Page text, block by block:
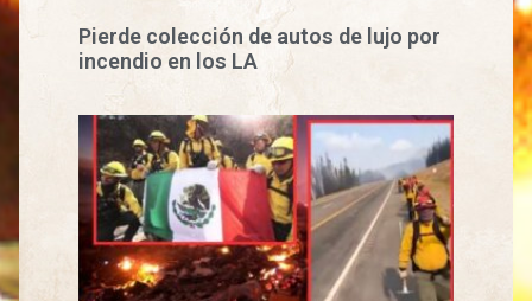
Pierde colección de autos de lujo por
incendio en los LA